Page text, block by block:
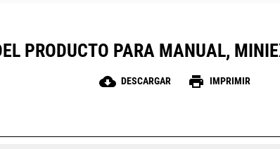
PRODUCTO PARA MANUAL,
cloud_download DESCARGAR print IMPRIMIR